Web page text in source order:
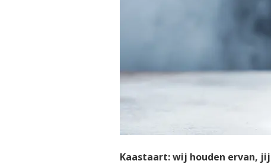
Kaastaart: wij houden ervan,